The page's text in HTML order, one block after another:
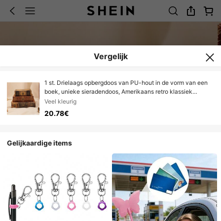
Vergelijk
1 st. Drielaags opbergdoos van PU-hout in de vorm van een
boek, unieke sieradendoos, Amerikaans retro klassiek
boekontwerp, woondecoratie-ornamenten voor
studeerkamer/slaapkamer
Veel kleurig
20.78€
Gelijkaardige items